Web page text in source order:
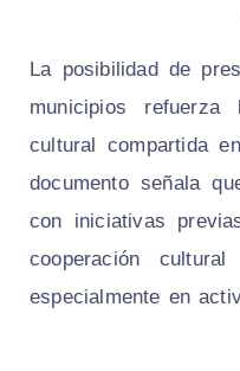
La posibilidad de
municipios
cultural compartida
documento señala
con iniciativas
cooperación
especialmente en